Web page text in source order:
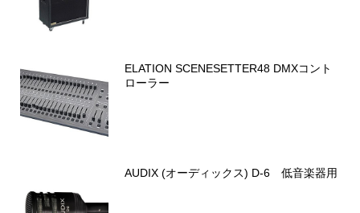
ELATION SCENESETTER48 DMXコント
ローラー
AUDIX (オーディックス) D-6 低音楽器用